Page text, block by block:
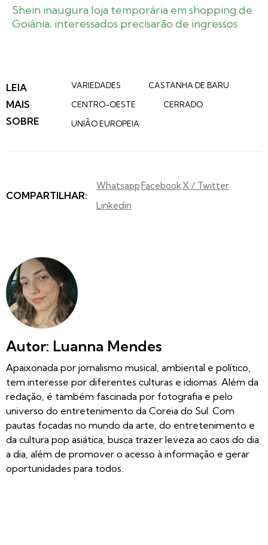
Shein inaugura loja temporária em shopping de
Goiânia; interessados precisarão de ingressos
LEIA
MAIS
SOBRE
VARIEDADES
CASTANHA DE BARU
CENTRO-OESTE
CERRADO
UNIÃO EUROPEIA
COMPARTILHAR:
WhatsappFacebook X / Twitter
Linkedin
Autor: Luanna Mendes
Apaixonada por jornalismo musical, ambiental e político,
tem interesse por diferentes culturas e idiomas. Além da
redação, é também fascinada por fotografia e pelo
universo do entretenimento da Coreia do Sul. Com
pautas focadas no mundo da arte, do entretenimento e
da cultura pop asiática, busca trazer leveza ao caos do dia
a dia, além de promover o acesso à informação e gerar
oportunidades para todos.